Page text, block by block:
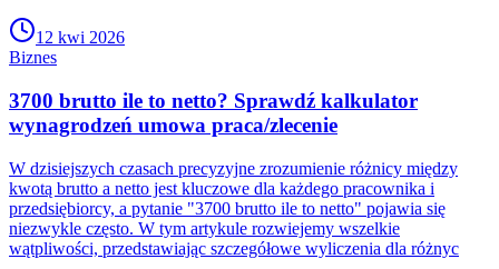
12 kwi 2026
Biznes
3700 brutto ile to netto? Sprawdź kalkulator
wynagrodzeń umowa praca/zlecenie
W dzisiejszych czasach precyzyjne zrozumienie różnicy między
kwotą brutto a netto jest kluczowe dla każdego pracownika i
przedsiębiorcy, a pytanie "3700 brutto ile to netto" pojawia się
niezwykle często. W tym artykule rozwiejemy wszelkie
wątpliwości, przedstawiając szczegółowe wyliczenia dla różnyc